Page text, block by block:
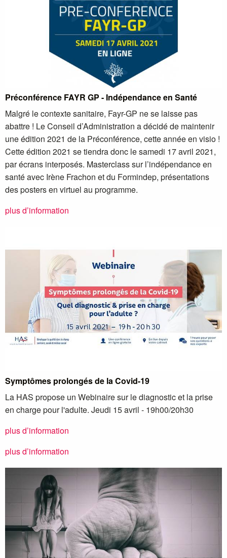
Préconférence FAYR GP - Indépendance en Santé
Malgré le contexte sanitaire, Fayr-GP ne se laisse pas
abattre ! Le Conseil d’Administration a décidé de maintenir
une édition 2021 de la Préconférence, cette année en visio !
Cette édition 2021 se tiendra donc le samedi 17 avril 2021,
par écrans interposés. Masterclass sur l’indépendance en
santé avec Irène Frachon et du Formindep, présentations
des posters en virtuel au programme.
plus d’information
Symptômes prolongés de la Covid-19
La HAS propose un Webinaire sur le diagnostic et la prise
en charge pour l'adulte. Jeudi 15 avril - 19h00/20h30
plus d’information
plus d’information